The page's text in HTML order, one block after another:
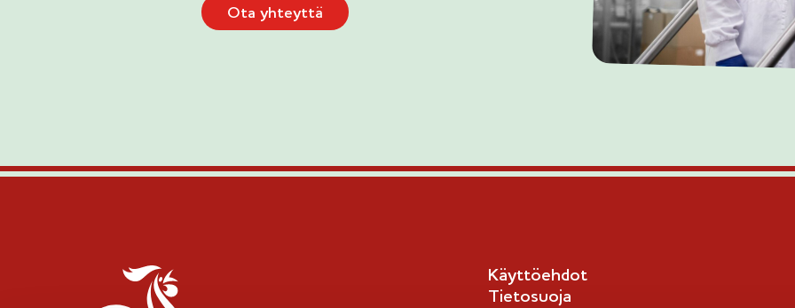
Ota yhteyttä
Käyttöehdot
Tietosuoja